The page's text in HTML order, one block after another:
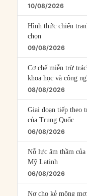
10/08/2026
Hình thức chiến
chọn
09/08/2026
Cơ chế miễn trừ
khoa học và công
08/08/2026
Giai đoạn tiếp theo
của Trung Quốc
06/08/2026
Nỗ lực âm thầm
Mỹ Latinh
06/08/2026
Nợ cho kẻ mộng